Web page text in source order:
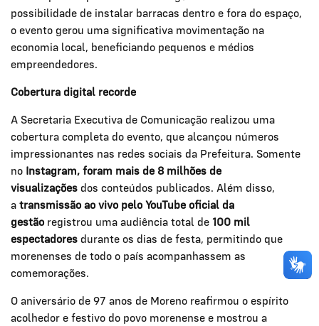
possibilidade de instalar barracas dentro e fora do espaço,
o evento gerou uma significativa movimentação na
economia local, beneficiando pequenos e médios
empreendedores.
Cobertura digital recorde
A Secretaria Executiva de Comunicação realizou uma
cobertura completa do evento, que alcançou números
impressionantes nas redes sociais da Prefeitura. Somente
no Instagram, foram mais de 8 milhões de
visualizações dos conteúdos publicados. Além disso,
a transmissão ao vivo pelo YouTube oficial da
gestão registrou uma audiência total de 100 mil
espectadores durante os dias de festa, permitindo que
morenenses de todo o país acompanhassem as
comemorações.
O aniversário de 97 anos de Moreno reafirmou o espírito
acolhedor e festivo do povo morenense e mostrou a